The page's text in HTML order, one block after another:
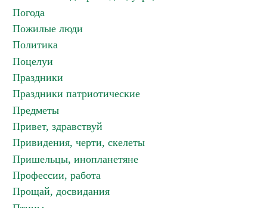
Погода
Пожилые люди
Политика
Поцелуи
Праздники
Праздники патриотические
Предметы
Привет, здравствуй
Привидения, черти, скелеты
Пришельцы, инопланетяне
Профессии, работа
Прощай, досвидания